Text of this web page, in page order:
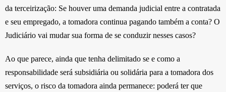
da terceirização: Se houver uma demanda judicial entre a contratada
e seu empregado, a tomadora continua pagando também a conta? O
Judiciário vai mudar sua forma de se conduzir nesses casos?
Ao que parece, ainda que tenha delimitado se e como a
responsabilidade será subsidiária ou solidária para a tomadora dos
serviços, o risco da tomadora ainda permanece: poderá ter que